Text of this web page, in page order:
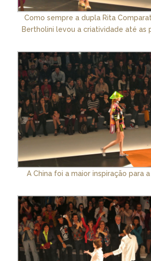
Como sempre a dupla Rita
Bertholini levou a criatividade até as
A China foi a maior inspiração para